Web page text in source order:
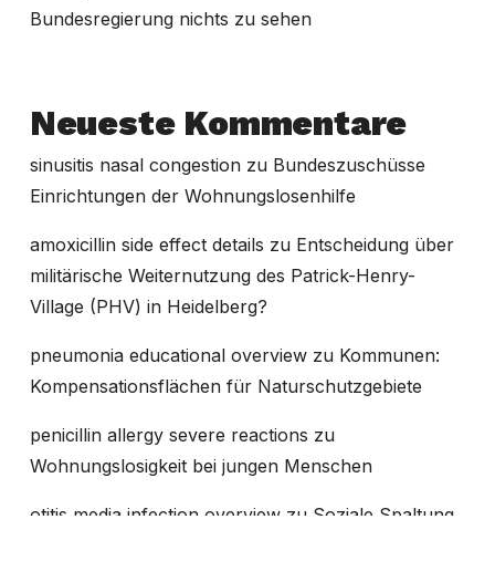
Bundesregierung nichts zu sehen
Neueste Kommentare
sinusitis nasal congestionzu Bundeszuschüsse
Einrichtungen der Wohnungslosenhilfe
amoxicillin side effect details zu Entscheidung über
militärische Weiternutzung des Patrick-Henry-
Village (PHV) in Heidelberg?
pneumonia educational overviewzu Kommunen:
Kompensationsflächen für Naturschutzgebiete
penicillin allergy severe reactions zu
Wohnungslosigkeit bei jungen Menschen
otitis media infection overviewzu Soziale Spaltung